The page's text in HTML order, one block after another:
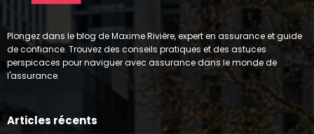
Plongez dans le blog de Maxime Rivière, expert en assurance et guide
de confiance. Trouvez des conseils pratiques et des astuces
perspicaces pour naviguer avec assurance dans le monde de
l'assurance.
Articles récents